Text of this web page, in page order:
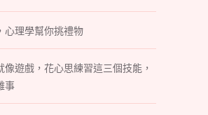
心理學幫你挑禮物
像遊戲，花心思練習這三個技能，
事